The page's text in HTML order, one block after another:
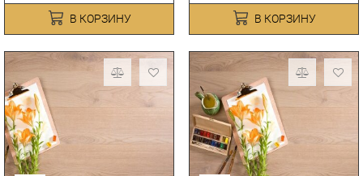
В КОРЗИНУ В КОРЗИНУ